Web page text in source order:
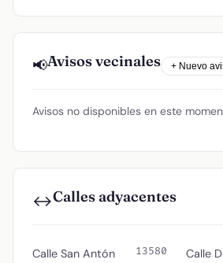
📢Avisos vecinales + Nuevo
Avisos no disponibles en este
↔️Calles adyacentes
Calle San Antón 13580 Calle